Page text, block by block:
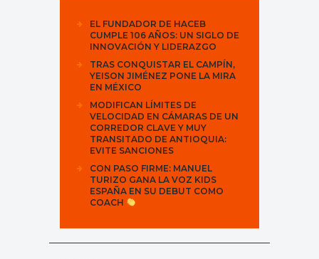
EL FUNDADOR DE HACEB
CUMPLE 106 AÑOS: UN SIGLO DE
INNOVACIÓN Y LIDERAZGO
TRAS CONQUISTAR EL CAMPÍN,
YEISON JIMÉNEZ PONE LA MIRA
EN MÉXICO
MODIFICAN LÍMITES DE
VELOCIDAD EN CÁMARAS DE UN
CORREDOR CLAVE Y MUY
TRANSITADO DE ANTIOQUIA:
EVITE SANCIONES
CON PASO FIRME: MANUEL
TURIZO GANA LA VOZ KIDS
ESPAÑA EN SU DEBUT COMO
COACH